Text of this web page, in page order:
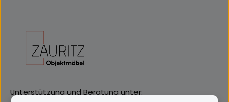
Unterstützung und Beratung unter: